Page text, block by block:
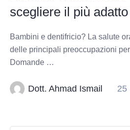
scegliere il più adatto
Bambini e dentifricio? La salute
delle principali preoccupazioni
Domande …
Dott. Ahmad Ismail 25